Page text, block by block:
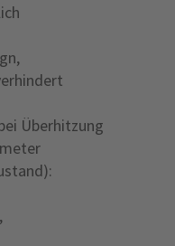
Überhitzung